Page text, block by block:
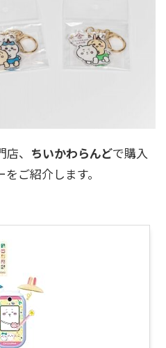
、 ちいかわらんどで購入
ご紹介します。